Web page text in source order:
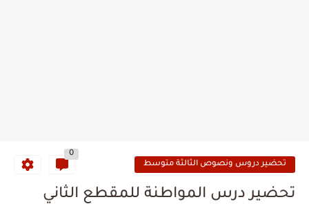
تحضير دروس ونصوص الثالثة متوسط
0
تحضير درس المواطنة للمقطع الثاني